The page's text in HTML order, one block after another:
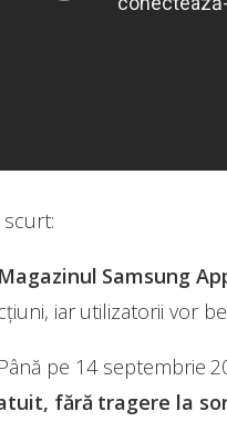
scurt:
Samsung
iar utilizatorii vor
Până pe 14 septembrie
fără tragere la